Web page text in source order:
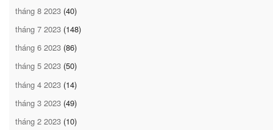
tháng 8 2023 (40)
tháng 7 2023 (148)
tháng 6 2023 (86)
tháng 5 2023 (50)
tháng 4 2023 (14)
tháng 3 2023 (49)
tháng 2 2023 (10)